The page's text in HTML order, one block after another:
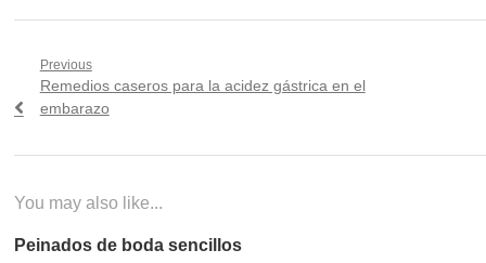
Navegación
de
entradas
Previous
Previous
post:
Remedios caseros para la acidez gástrica en el
embarazo
You may also like...
Peinados de boda sencillos